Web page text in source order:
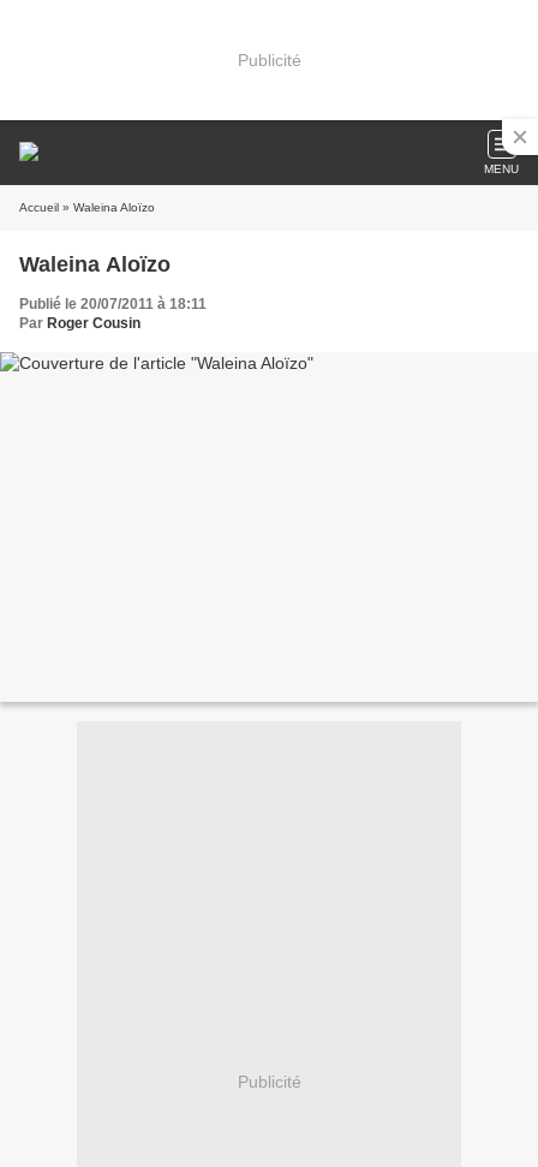
Publicité
MENU
Accueil » Waleina Aloïzo
Waleina Aloïzo
Publié le 20/07/2011 à 18:11
Par Roger Cousin
Publicité